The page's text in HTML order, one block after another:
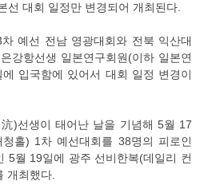
선 대회 일정만 변경되어 개최된다.
예선 전남 영광대회와 전북 익산대
강항선생 일본연구회원(이하 일본연
입국함에 있어서 대회 일정 변경이
)선생이 태어난 날을 기념해 5월 17
홀) 1차 예선대회를 38명의 피로인
5월 19일에 광주 선비한복(데일리 컨
개최했다.